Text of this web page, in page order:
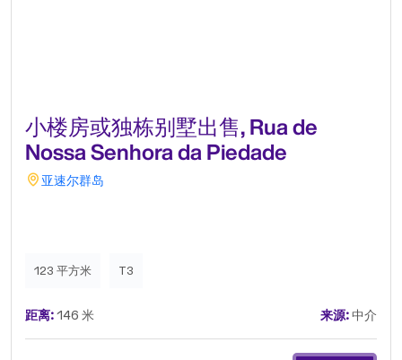
小楼房或独栋别墅出售, Rua de
Nossa Senhora da Piedade
亚速尔群岛
123 平方米 T3
距离:146 米 来源:中介